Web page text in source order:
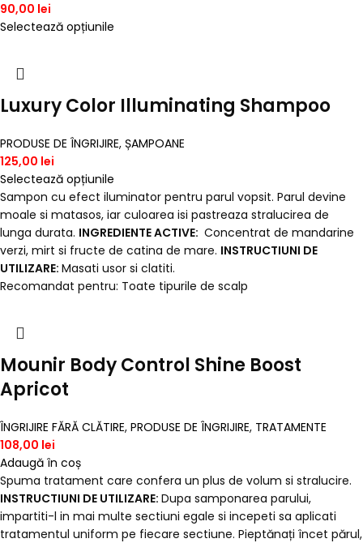
90,00 lei
Selectează opțiunile
Luxury Color Illuminating Shampoo
PRODUSE DE ÎNGRIJIRE, ȘAMPOANE
125,00 lei
Selectează opțiunile
Sampon cu efect iluminator pentru parul vopsit. Parul devine
moale si matasos, iar culoarea isi pastreaza stralucirea de
lunga durata. INGREDIENTE ACTIVE: Concentrat de mandarine
verzi, mirt si fructe de catina de mare. INSTRUCTIUNI DE
UTILIZARE: Masati usor si clatiti.
Recomandat pentru: Toate tipurile de scalp
Mounir Body Control Shine Boost
Apricot
ÎNGRIJIRE FĂRĂ CLĂTIRE, PRODUSE DE ÎNGRIJIRE, TRATAMENTE
108,00 lei
Adaugă în coș
Spuma tratament care confera un plus de volum si stralucire.
INSTRUCTIUNI DE UTILIZARE: Dupa samponarea parului,
impartiti-l in mai multe sectiuni egale si incepeti sa aplicati
tratamentul uniform pe fiecare sectiune. Pieptănați încet părul,